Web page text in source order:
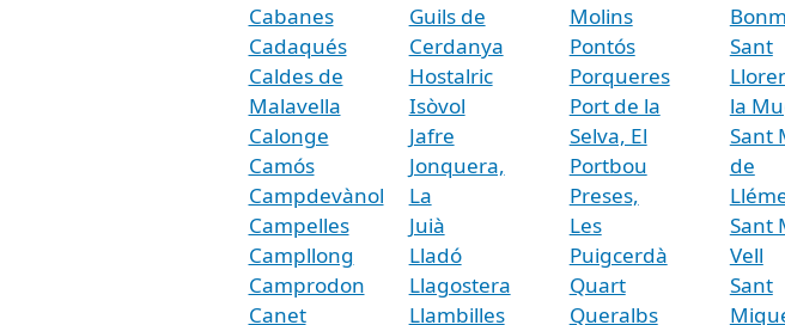
Cabanes
Cadaqués
Caldes de
Malavella
Calonge
Camós
Campdevànol
Campelles
Campllong
Camprodon
Canet
Guils de
Cerdanya
Hostalric
Isòvol
Jafre
Jonquera,
La
Juià
Lladó
Llagostera
Llambilles
Molins
Pontós
Porqueres
Port de la
Selva, El
Portbou
Preses,
Les
Puigcerdà
Quart
Queralbs
Sant
la
Sant
de
Sant
Vell
Sant